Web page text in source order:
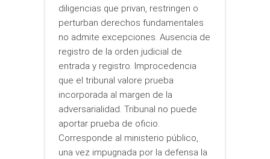
diligencias que privan, restringen o
perturban derechos fundamentales
no admite excepciones. Ausencia de
registro de la orden judicial de
entrada y registro. Improcedencia
que el tribunal valore prueba
incorporada al margen de la
adversarialidad. Tribunal no puede
aportar prueba de oficio.
Corresponde al ministerio público,
una vez impugnada por la defensa la